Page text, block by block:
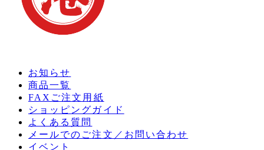
お知らせ
商品一覧
FAXご注文用紙
ショッピングガイド
よくある質問
メールでのご注文／お問い合わせ
イベント